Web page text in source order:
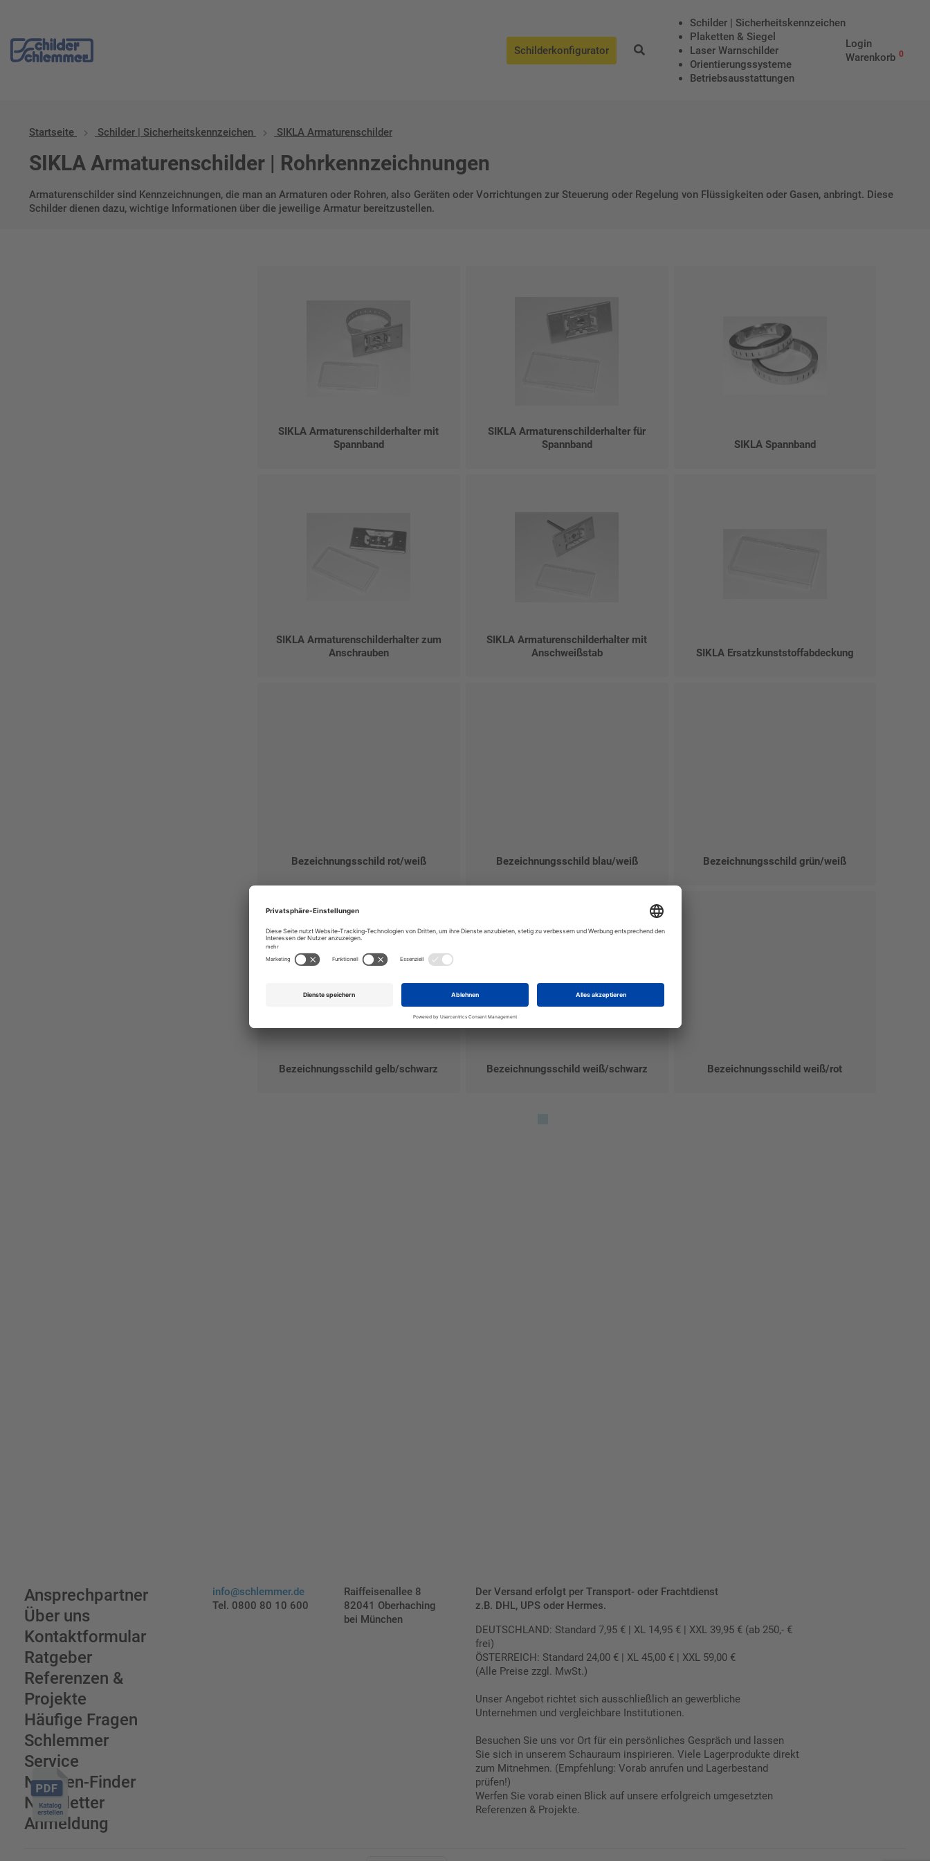
Schilderkonfigurator
Schilder | Sicherheitskennzeichen
Plaketten & Siegel
Laser Warnschilder
Orientierungssysteme
Betriebs­aus­stattungen
Login
Warenkorb 0
Startseite Schilder | Sicherheitskennzeichen SIKLA Armaturenschilder
SIKLA Armaturenschilder | Rohrkennzeichnungen
Armaturenschilder sind Kennzeichnungen, die man an Armaturen oder Rohren, also Geräten oder Vorrichtungen zur Steuerung oder Regelung von Flüssigkeiten oder Gasen, anbringt. Diese
Schilder dienen dazu, wichtige Informationen über die jeweilige Armatur bereitzustellen.
SIKLA Armaturenschilderhalter mit
Spannband
SIKLA Armaturenschilderhalter für
Spannband
SIKLA Spannband
SIKLA Armaturenschilderhalter zum
Anschrauben
SIKLA Armaturenschilderhalter mit
Anschweißstab
SIKLA Ersatzkunststoffabdeckung
Bezeichnungsschild rot/weiß Bezeichnungsschild blau/weiß Bezeichnungsschild grün/weiß
Bezeichnungsschild gelb/schwarz Bezeichnungsschild weiß/schwarz Bezeichnungsschild weiß/rot
Ansprechpartner
Über uns
Kontaktformular
Ratgeber
Referenzen &
Projekte
Häufige Fragen
Schlemmer
Service
Normen-Finder
Newsletter
Anmeldung
info@schlemmer.de
Tel. 0800 80 10 600
Raiffeisenallee 8
82041 Oberhaching
bei München
Der Versand erfolgt per Transport- oder Frachtdienst
z.B. DHL, UPS oder Hermes.
DEUTSCHLAND: Standard 7,95 € | XL 14,95 € | XXL 39,95 € (ab 250,- €
frei)
ÖSTERREICH: Standard 24,00 € | XL 45,00 € | XXL 59,00 €
(Alle Preise zzgl. MwSt.)
Unser Angebot richtet sich ausschließlich an gewerbliche
Unternehmen und vergleichbare Institutionen.
Besuchen Sie uns vor Ort für ein persönliches Gespräch und lassen
Sie sich in unserem Schauraum inspirieren. Viele Lagerprodukte direkt
zum Mitnehmen. (Empfehlung: Vorab anrufen und Lagerbestand
prüfen!)
Werfen Sie vorab einen Blick auf unsere erfolgreich umgesetzten
Referenzen & Projekte.